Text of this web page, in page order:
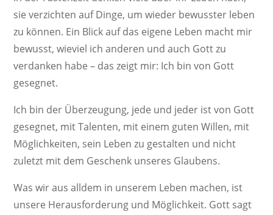
sie verzichten auf Dinge, um wieder bewusster leben
zu können. Ein Blick auf das eigene Leben macht mir
bewusst, wieviel ich anderen und auch Gott zu
verdanken habe – das zeigt mir: Ich bin von Gott
gesegnet.
Ich bin der Über­zeu­gung, jede und jeder ist von Gott
gesegnet, mit Talenten, mit einem guten Willen, mit
Möglich­keiten, sein Leben zu gestalten und nicht
zuletzt mit dem Geschenk unseres Glaubens.
Was wir aus alldem in unserem Leben machen, ist
unsere Heraus­for­de­rung und Möglich­keit. Gott sagt